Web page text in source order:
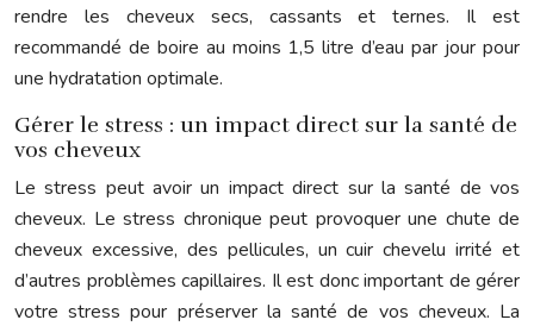
rendre les cheveux secs, cassants et ternes. Il est
recommandé de boire au moins 1,5 litre d’eau par jour pour
une hydratation optimale.
Gérer le stress : un impact direct sur la santé de
vos cheveux
Le stress peut avoir un impact direct sur la santé de vos
cheveux. Le stress chronique peut provoquer une chute de
cheveux excessive, des pellicules, un cuir chevelu irrité et
d’autres problèmes capillaires. Il est donc important de gérer
votre stress pour préserver la santé de vos cheveux. La